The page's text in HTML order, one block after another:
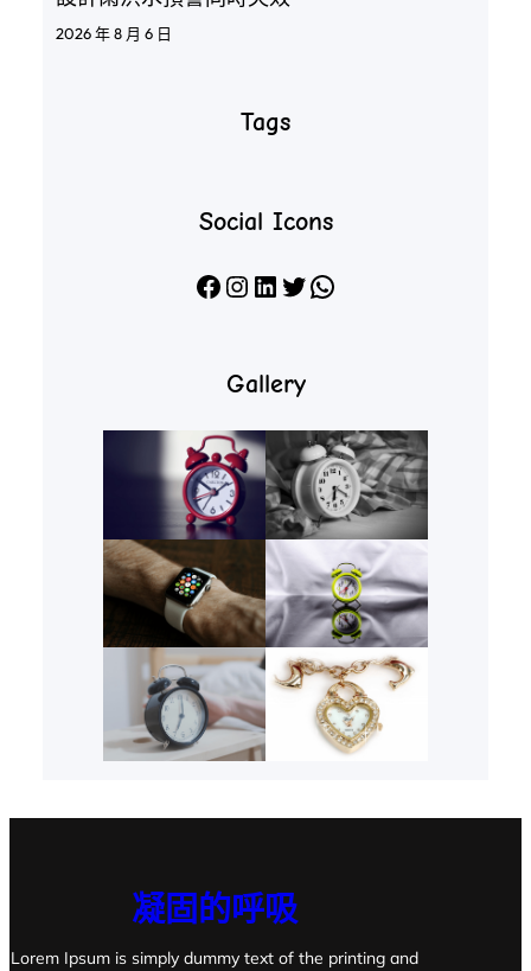
2026 年 8 月 6 日
Tags
Social Icons
Facebook Instagram LinkedIn X WhatsApp
Gallery
凝固的呼吸
Lorem Ipsum is simply dummy text of the printing and